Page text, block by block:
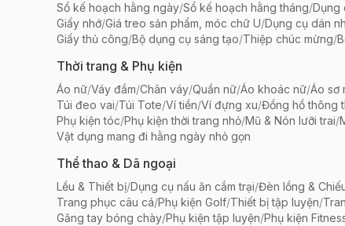
Sổ kế hoạch hằng ngày/Sổ kế hoạch hằng tháng/Dụng
Giấy nhớ/Giá treo sản phẩm, móc chữ U/Dụng cụ dán
Giấy thủ công/Bộ dụng cụ sáng tạo/Thiệp chúc mừng/
Thời trang & Phụ kiện
Áo nữ/Váy đầm/Chân váy/Quần nữ/Áo khoác nữ/Áo sơ
Túi đeo vai/Túi Tote/Ví tiền/Ví đựng xu/Đồng hồ thông
Phụ kiện tóc/Phụ kiện thời trang nhỏ/Mũ & Nón lưỡi trai/
Vật dụng mang đi hằng ngày nhỏ gọn
Thể thao & Dã ngoại
Lều & Thiết bị/Dụng cụ nấu ăn cắm trại/Đèn lồng &
Trang phục câu cá/Phụ kiện Golf/Thiết bị tập luyện/
Găng tay bóng chày/Phụ kiện tập luyện/Phụ kiện